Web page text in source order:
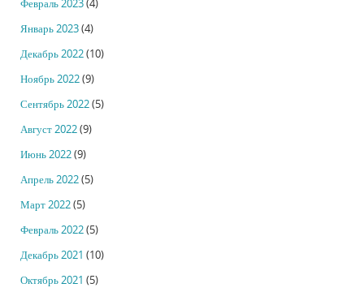
Февраль 2023(4)
Январь 2023(4)
Декабрь 2022(10)
Ноябрь 2022(9)
Сентябрь 2022(5)
Август 2022(9)
Июнь 2022(9)
Апрель 2022(5)
Март 2022(5)
Февраль 2022(5)
Декабрь 2021 (10)
Октябрь 2021 (5)